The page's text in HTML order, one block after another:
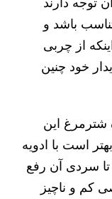
باشد و
از چربی
خود چنین
این
است با ادویه
سردی آن رفع
کم و ناچیز